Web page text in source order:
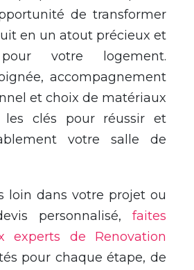
de transformer
en un atout précieux et
votre logement.
accompagnement
et choix de matériaux
les clés pour réussir et
votre salle de
loin dans votre projet ou
personnalisé, faites
experts de Renovation
pour chaque étape, de